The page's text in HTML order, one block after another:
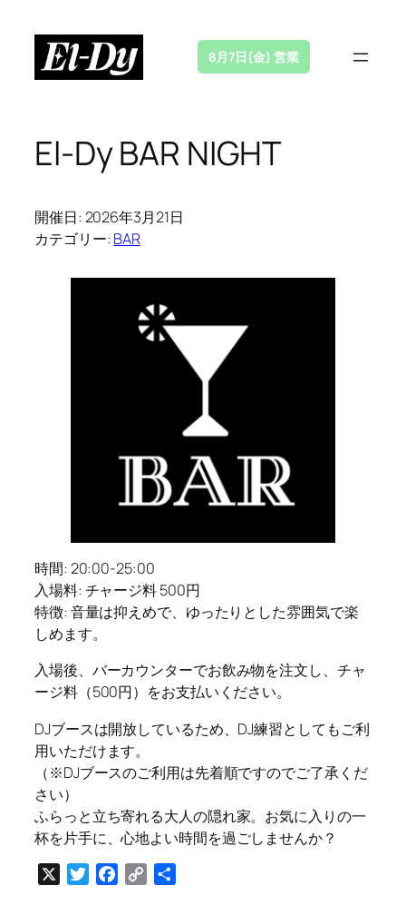
8月7日(金) 営業
El-Dy BAR NIGHT
開催日: 2026年3月21日
カテゴリー: BAR
時間: 20:00-25:00
入場料: チャージ料 500円
特徴: 音量は抑えめで、ゆったりとした雰囲気で楽
しめます。
入場後、バーカウンターでお飲み物を注文し、チャ
ージ料（500円）をお支払いください。
DJブースは開放しているため、DJ練習としてもご利
用いただけます。
（※DJブースのご利用は先着順ですのでご了承くだ
さい）
ふらっと立ち寄れる大人の隠れ家。お気に入りの一
杯を片手に、心地よい時間を過ごしませんか？
TwitterFacebook
Copy